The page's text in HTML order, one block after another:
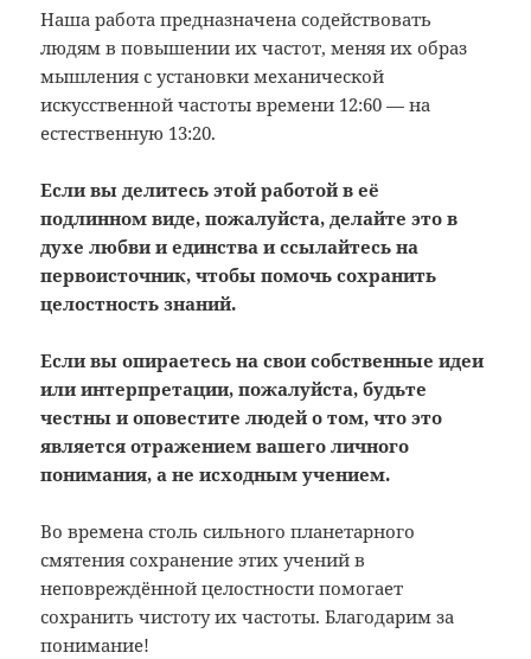
Наша работа предназначена содействовать
людям в повышении их частот, меняя их образ
мышления с установки механической
искусственной частоты времени 12:60 — на
естественную 13:20.
Если вы делитесь этой работой в её
подлинном виде, пожалуйста, делайте это в
духе любви и единства и ссылайтесь на
первоисточник, чтобы помочь сохранить
целостность знаний.
Если вы опираетесь на свои собственные идеи
или интерпретации, пожалуйста, будьте
честны и оповестите людей о том, что это
является отражением вашего личного
понимания, а не исходным учением.
Во времена столь сильного планетарного
смятения сохранение этих учений в
неповреждённой целостности помогает
сохранить чистоту их частоты. Благодарим за
понимание!